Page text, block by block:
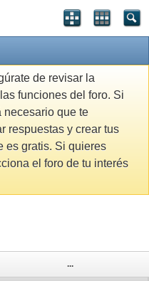
de revisar la
funciones del foro. Si
necesario que te
respuestas y crear tus
es gratis. Si quieres
el foro de tu interés
...